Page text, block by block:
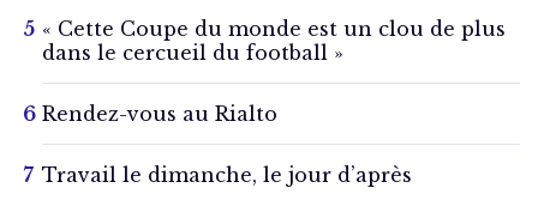
« Cette Coupe du monde est un clou de plus
dans le cercueil du football »
Rendez-vous au Rialto
Travail le dimanche, le jour d’après